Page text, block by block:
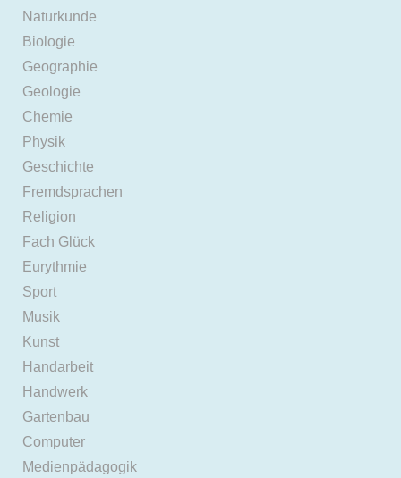
Naturkunde
Biologie
Geographie
Geologie
Chemie
Physik
Geschichte
Fremdsprachen
Religion
Fach Glück
Eurythmie
Sport
Musik
Kunst
Handarbeit
Handwerk
Gartenbau
Computer
Medienpädagogik